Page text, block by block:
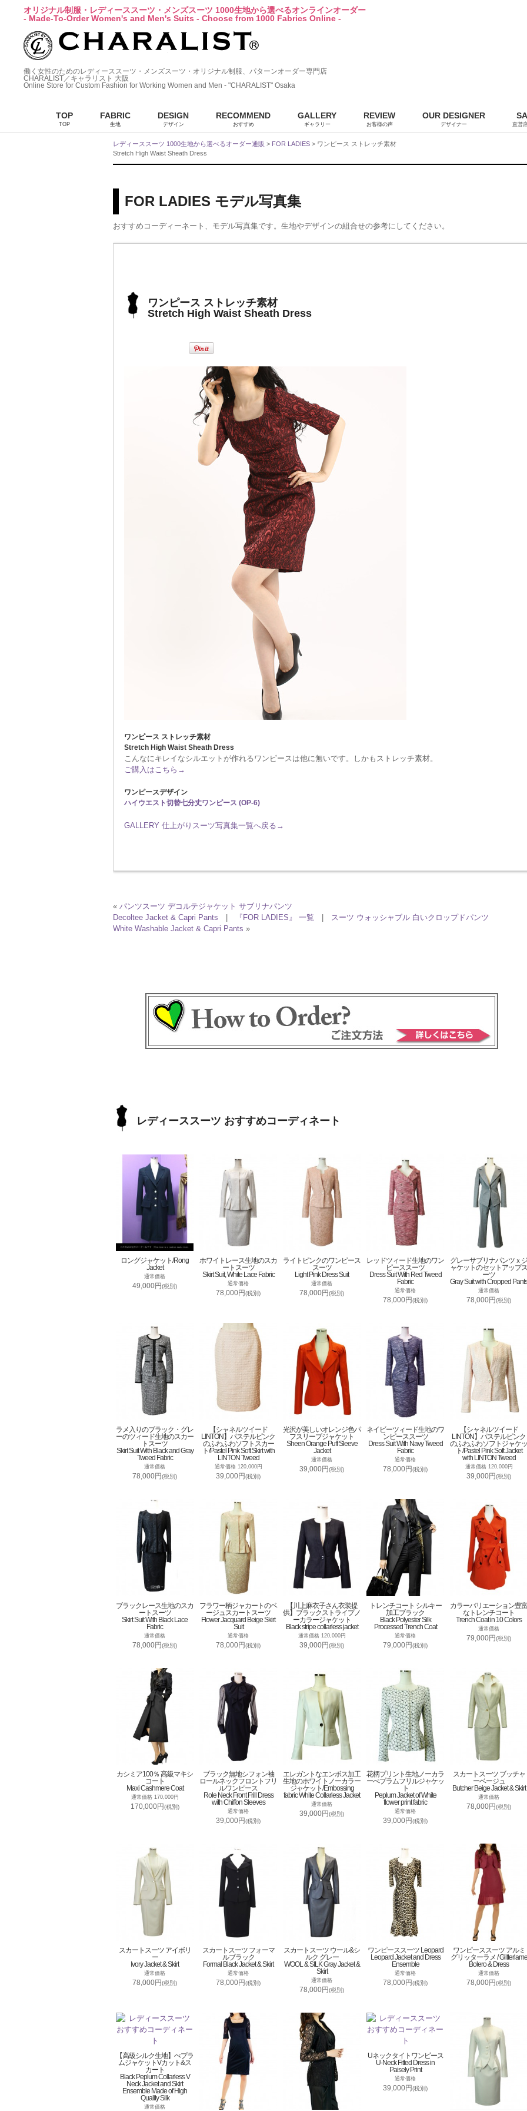
オリジナル制服・レディーススーツ・メンズスーツ 1000生地から選べるオンラインオーダー
- Made-To-Order Women's and Men's Suits - Choose from 1000 Fabrics Online -
働く女性のためのレディーススーツ・メンズスーツ・オリジナル制服、パターンオーダー専門店
CHARALIST／キャラリスト 大阪
Online Store for Custom Fashion for Working Women and Men - "CHARALIST" Osaka
TOP
TOP
FABRIC
生地
DESIGN
デザイン
RECOMMEND
おすすめ
GALLERY
ギャラリー
REVIEW
お客様の声
OUR DESIGNER
デザイナー 直営
レディーススーツ 1000生地から選べるオーダー通販 > FOR LADIES > ワンピース ストレッチ素材
Stretch High Waist Sheath Dress
FOR LADIES モデル写真集
おすすめコーディーネート、モデル写真集です。生地やデザインの組合せの参考にしてください。
ワンピース ストレッチ素材
Stretch High Waist Sheath Dress
ワンピース ストレッチ素材
Stretch High Waist Sheath Dress
こんなにキレイなシルエットが作れるワンピースは他に無いです。しかもストレッチ素材。
ご購入はこちら→
ワンピースデザイン
ハイウエスト切替七分丈ワンピース (OP-6)
GALLERY 仕上がりスーツ写真集一覧へ戻る→
« パンツスーツ デコルテジャケット サブリナパンツ
Decoltee Jacket & Capri Pants
『FOR LADIES』 一覧
スーツ ウォッシャブル 白いクロップドパンツ
White Washable Jacket & Capri Pants »
レディーススーツ おすすめコーディネート
ロングジャケット/Rong
Jacket
通常価格
49,000円(税別)
ホワイトレース生地のスカ
ートスーツ
Skirt Suit, White Lace Fabric
通常価格
78,000円(税別)
ライトピンクのワンピース
スーツ
Light Pink Dress Suit
通常価格
78,000円(税別)
レッドツィード生地のワン
ピーススーツ
Dress Suit With Red Tweed
Fabric
通常価格
78,000円(税別)
グレーサブリナパンツｘジ
ャケットのセットアップス
ーツ
Gray Suit with Cropped Pants
通常価格
78,000円(税別)
ラメ入りのブラック・グレ
ーのツィード生地のスカー
トスーツ
Skirt Suit With Black and Gray
Tweed Fabric
通常価格
78,000円(税別)
【シャネルツイード
LINTON】パステルピンク
のふわふわソフトスカー
ト/Pastel Pink Soft Skirt with
LINTON Tweed
通常価格 120,000円
39,000円(税別)
光沢が美しいオレンジ色パ
フスリーブジャケット
Sheen Orange Puff Sleeve
Jacket
通常価格
39,000円(税別)
ネイビーツィード生地のワ
ンピーススーツ
Dress Suit With Navy Tweed
Fabric
通常価格
78,000円(税別)
【シャネルツイード
LINTON】パステルピンク
のふわふわソフトジャケッ
ト/Pastel Pink Soft Jacket
with LINTON Tweed
通常価格 120,000円
39,000円(税別)
ブラックレース生地のスカ
ートスーツ
Skirt Suit With Black Lace
Fabric
通常価格
78,000円(税別)
フラワー柄ジャカートのベ
ージュスカートスーツ
Flower Jacquard Beige Skirt
Suit
通常価格
78,000円(税別)
【川上麻衣子さん衣装提
供】ブラックストライプノ
ーカラージャケット
Black stripe collarless jacket
通常価格 120,000円
39,000円(税別)
トレンチコート シルキー
加工ブラック
Black Polyester Silk
Processed Trench Coat
通常価格
79,000円(税別)
カラーバリエーション豊富
なトレンチコート
Trench Coat in 10 Colors
通常価格
79,000円(税別)
カシミア100％ 高級マキシ
コート
Maxi Cashmere Coat
通常価格 170,000円
170,000円(税別)
ブラック無地シフォン袖
ロールネックフロントフリ
ルワンピース
Role Neck Front Frill Dress
with Chiffon Sleeves
通常価格
39,000円(税別)
エレガントなエンボス加工
生地のホワイトノーカラー
ジャケット/Embossing
fabric White Collarless Jacket
通常価格
39,000円(税別)
花柄プリント生地ノーカラ
ーぺプラムフリルジャケッ
ト
Peplum Jacket of White
flower print fabric
通常価格
39,000円(税別)
スカートスーツ ブッチャ
ーベージュ
Butcher Beige Jacket & Skirt
通常価格
78,000円(税別)
スカートスーツ アイボリ
ー
Ivory Jacket & Skirt
通常価格
78,000円(税別)
スカートスーツ フォーマ
ルブラック
Formal Black Jacket & Skirt
通常価格
78,000円(税別)
スカートスーツ ウール&シ
ルク グレー
WOOL & SILK Gray Jacket &
Skirt
通常価格
78,000円(税別)
ワンピーススーツ Leopard
Leopard Jacket and Dress
Ensemble
通常価格
78,000円(税別)
ワンピーススーツ アルミ
グリッターラメ / Glitterlame
Bolero & Dress
通常価格
78,000円(税別)
【高級シルク生地】ぺプラ
ムジャケットVカット&ス
カート
Black Peplum Collarless V
Neck Jacket and Skirt
Ensemble Made of High
Quality Silk
通常価格
Uネックタイトワンピース
U-Neck Fitted Dress in
Paisely Print
通常価格
39,000円(税別)